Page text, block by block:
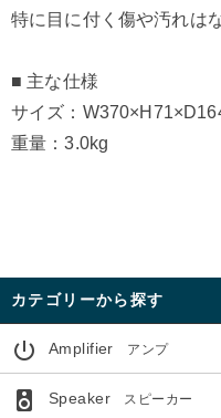
特に目に付く傷や汚れは
■ 主な仕様
サイズ：
重量：3.0kg
カテゴリーから探す
power_settings_new Amplifier アンプ
speaker Speakerスピーカー